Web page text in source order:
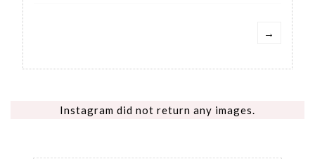
→
Instagram did not return any images.